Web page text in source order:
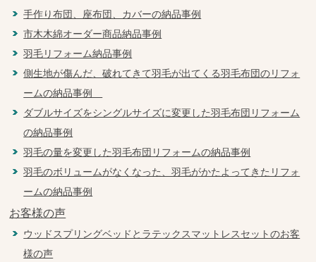
手作り布団、座布団、カバーの納品事例
市木木綿オーダー商品納品事例
羽毛リフォーム納品事例
側生地が傷んだ、破れてきて羽毛が出てくる羽毛布団のリフォ
ームの納品事例
ダブルサイズをシングルサイズに変更した羽毛布団リフォーム
の納品事例
羽毛の量を変更した羽毛布団リフォームの納品事例
羽毛のボリュームがなくなった、羽毛がかたよってきたリフォ
ームの納品事例
お客様の声
ウッドスプリングベッドとラテックスマットレスセットのお客
様の声